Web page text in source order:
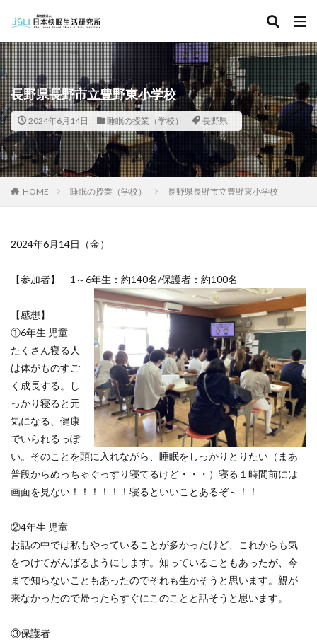
長野県長野市立豊野東小学校
2024年6月14日 睡眠の授業（学校） 長野県
HOME 睡眠の授業（学校） 長野県長野市立豊野東小学校
2024年6月14日（金）
【参加者】 1～6年生：約140名/保護者：約100名
【感想】
①6年生 児童
たくさん寝る人
は体がものすご
く成長する。し
っかり寝ると元
気になる、健康
でいられるっぽ
い。そのことを頭に入れながら、睡眠をしっかりとりたい（まあ
普段からめっちゃぐっすり寝てるけど・・・）寝る１時間前には
画面を見ない！！！！！！寝るといいことあるぞ～！！
②4年生 児童
お話の中では私もやっていることが多かったけど、これからも気
をつけてがんばるようにします。知っていることもあったが、今
まで知らないこともあったのでそれも生かそうと思います。親が
来なかったので帰ったらすぐにこのことと話そうと思います。
③保護者
カテゴリー
タグ
北海道 青森県 秋田県 茨城県
埼玉県
千葉県
東京都 富山県 石川県
福井県
長野県
滋賀県 京都府 島根県
山口県